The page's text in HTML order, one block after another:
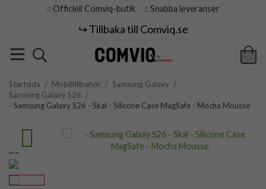
Officiell Comviq-butik Snabba leveranser
↪️ Tillbaka till Comviq.se
Startsida / Mobiltillbehör / Samsung Galaxy /
Samsung Galaxy S26 /
- Samsung Galaxy S26 - Skal - Silicone Case MagSafe - Mocha Mousse